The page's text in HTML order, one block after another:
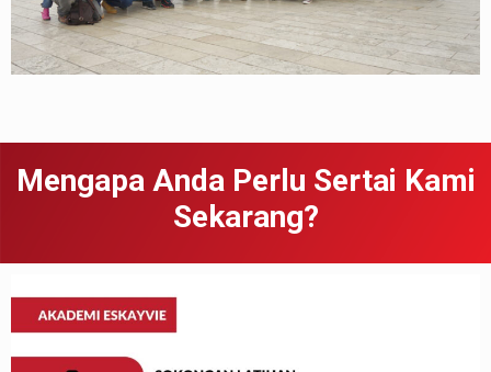
Mengapa Anda Perlu Sertai Kami
Sekarang?